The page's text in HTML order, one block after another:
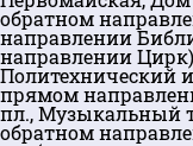
обратном
направлении
направлении
Политехнический
прямом
пл., Музыкальный
обратном